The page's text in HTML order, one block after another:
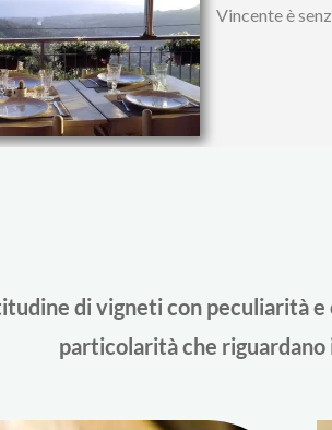
Vincente è
di vigneti con peculiarità
particolarità che